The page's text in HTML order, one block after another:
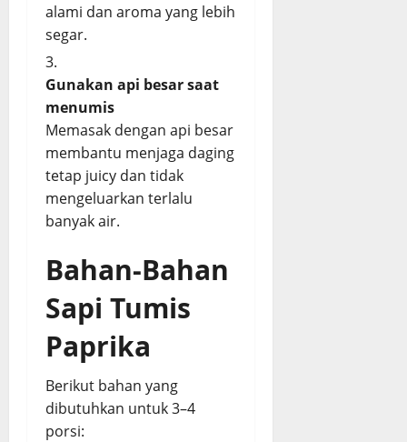
alami dan aroma yang lebih
segar.
Gunakan api besar saat
menumis
Memasak dengan api besar
membantu menjaga daging
tetap juicy dan tidak
mengeluarkan terlalu
banyak air.
Bahan-Bahan
Sapi Tumis
Paprika
Berikut bahan yang
dibutuhkan untuk 3–4
porsi: